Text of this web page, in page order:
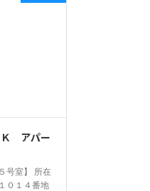
アパー
号室】 所在
０１４番地